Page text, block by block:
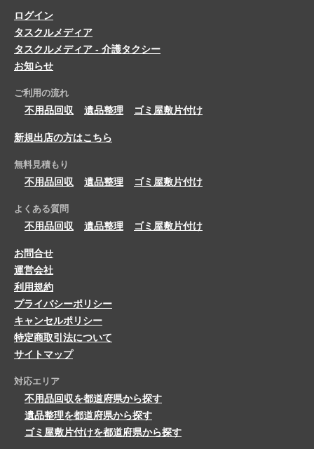
ログイン
タスクルメディア
タスクルメディア - 介護タクシー
お知らせ
ご利用の流れ
不用品回収 遺品整理 ゴミ屋敷片付け
新規出店の方はこちら
無料見積もり
不用品回収 遺品整理 ゴミ屋敷片付け
よくある質問
不用品回収 遺品整理 ゴミ屋敷片付け
お問合せ
運営会社
利用規約
プライバシーポリシー
キャンセルポリシー
特定商取引法について
サイトマップ
対応エリア
不用品回収を都道府県から探す
遺品整理を都道府県から探す
ゴミ屋敷片付けを都道府県から探す